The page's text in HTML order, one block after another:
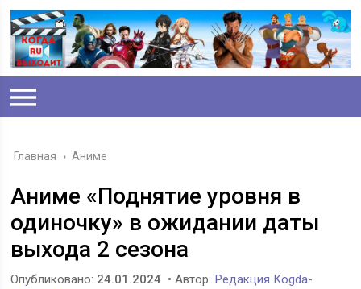
Главная › Аниме
Аниме «Поднятие уровня в
одиночку» в ожидании даты
выхода 2 сезона
Опубликовано: 24.01.2024 • Автор: Редакция Kogda-